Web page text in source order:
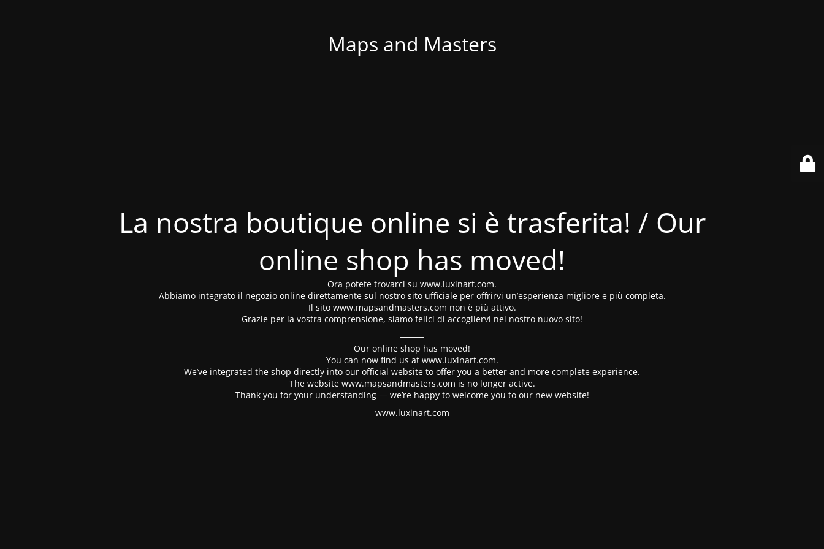
Maps and Masters
La nostra boutique online si è trasferita! / Our
online shop has moved!
Ora potete trovarci su www.luxinart.com.
Abbiamo integrato il negozio online direttamente sul nostro sito ufficiale per offrirvi un’esperienza migliore e più completa.
Il sito www.mapsandmasters.com non è più attivo.
Grazie per la vostra comprensione, siamo felici di accogliervi nel nostro nuovo sito!
⸻
Our online shop has moved!
You can now find us at www.luxinart.com.
We’ve integrated the shop directly into our official website to offer you a better and more complete experience.
The website www.mapsandmasters.com is no longer active.
Thank you for your understanding — we’re happy to welcome you to our new website!
www.luxinart.com